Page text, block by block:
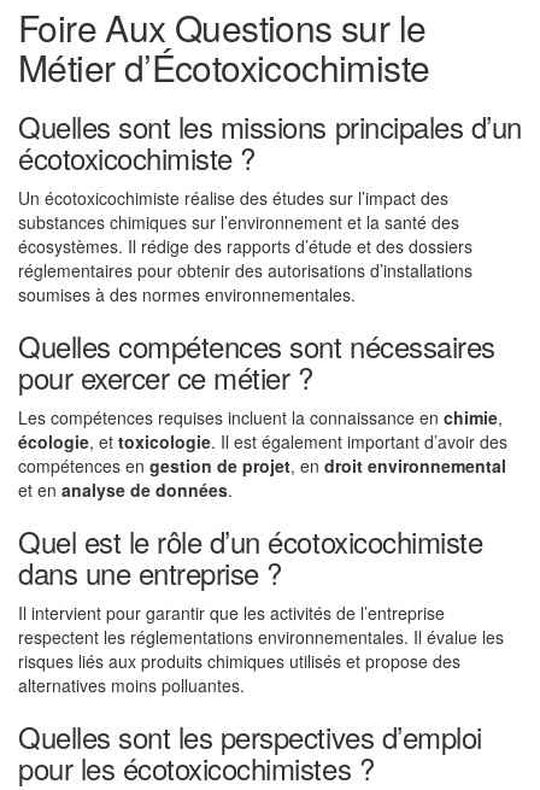
Foire Aux Questions sur le
Métier d’Écotoxicochimiste
Quelles sont les missions principales d’un
écotoxicochimiste ?
Un écotoxicochimiste réalise des études sur l’impact des
substances chimiques sur l’environnement et la santé des
écosystèmes. Il rédige des rapports d’étude et des dossiers
réglementaires pour obtenir des autorisations d’installations
soumises à des normes environnementales.
Quelles compétences sont nécessaires
pour exercer ce métier ?
Les compétences requises incluent la connaissance en chimie,
écologie, et toxicologie. Il est également important d’avoir des
compétences en gestion de projet, en droit environnemental
et en analyse de données.
Quel est le rôle d’un écotoxicochimiste
dans une entreprise ?
Il intervient pour garantir que les activités de l’entreprise
respectent les réglementations environnementales. Il évalue les
risques liés aux produits chimiques utilisés et propose des
alternatives moins polluantes.
Quelles sont les perspectives d’emploi
pour les écotoxicochimistes ?